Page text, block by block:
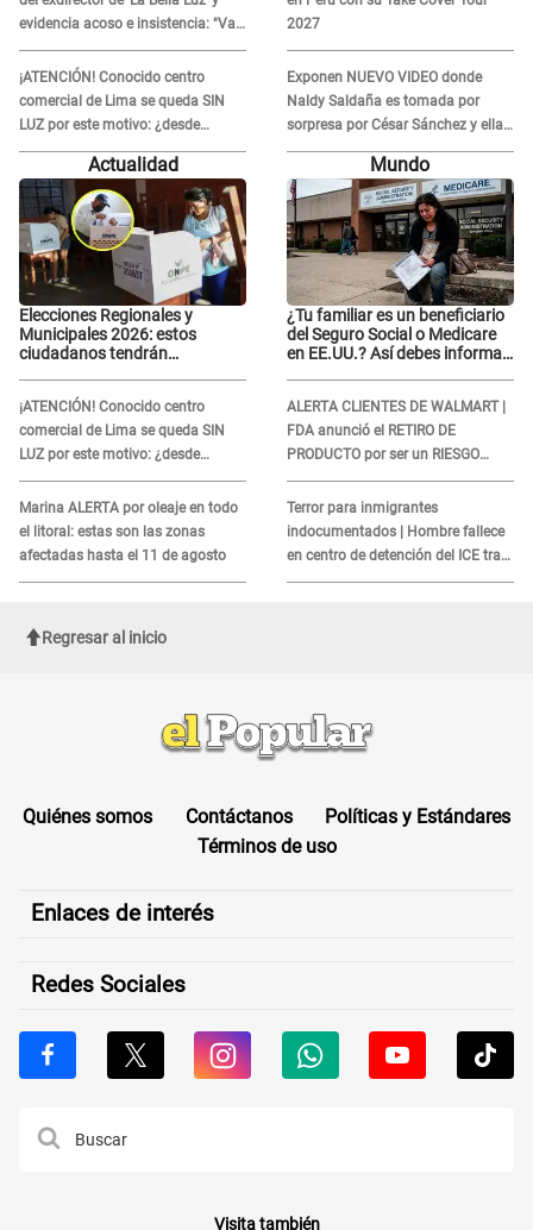
evidencia acoso e insistencia: "Vas
a estar conmigo, no pasa nada"
¡ATENCIÓN! Conocido centro
comercial de Lima se queda SIN
LUZ por este motivo: ¿desde
cuándo atenderá?
2027
Exponen NUEVO VIDEO donde
Naldy Saldaña es tomada por
sorpresa por César Sánchez y ella
evidencia su REACCIÓN: Le agarró
Actualidad
Elecciones Regionales y
Municipales 2026: estos
ciudadanos tendrán
¡ATENCIÓN! Conocido centro
comercial de Lima se queda SIN
LUZ por este motivo: ¿desde
cuándo atenderá?
Marina ALERTA por oleaje en todo
el litoral: estas son las zonas
afectadas hasta el 11 de agosto
Mundo
¿Tu familiar es un beneficiario
del Seguro Social o Medicare
en EE.UU.? Así debes informar
ALERTA CLIENTES DE WALMART |
FDA anunció el RETIRO DE
PRODUCTO por ser un RIESGO
MORTAL para consumidores: ¿Cuál
es?
Terror para inmigrantes
indocumentados | Hombre fallece
en centro de detención del ICE tras
sufrir una "emergencia médica"
Regresar al inicio
Quiénes somos Contáctanos
Políticas y Estándares
Términos de uso
Enlaces de interés
Redes Sociales
Visita también